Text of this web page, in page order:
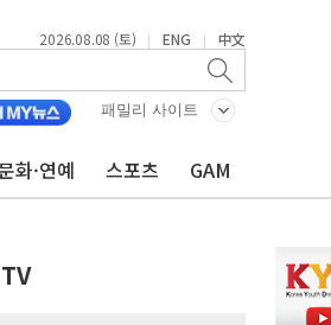
2026.08.08 (토) | ENG | 中文
패밀리 사이트
화·연예 스포츠 GAM